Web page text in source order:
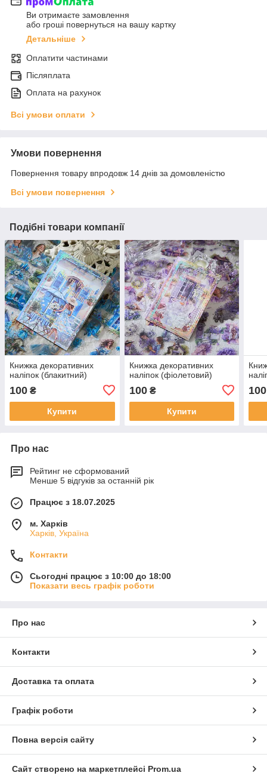
Ви отримаєте замовлення
або гроші повернуться на вашу картку
Детальніше
Оплатити частинами
Післяплата
Оплата на рахунок
Всі умови оплати
Умови повернення
Повернення товару впродовж 14 днів за домовленістю
Всі умови повернення
Подібні товари компанії
Книжка декоративних
наліпок (блакитний)
100 ₴
Купити
Книжка декоративних
наліпок (фіолетовий)
100₴
Купити
100
Про нас
Рейтинг не сформований
Менше 5 відгуків за останній рік
Працює з 18.07.2025
м. Харків
Харків, Україна
Контакти
Сьогодні працює з 10:00 до 18:00
Показати весь графік роботи
Про нас
Контакти
Доставка та оплата
Графік роботи
Повна версія сайту
Сайт створено на маркетплейсі Prom.ua